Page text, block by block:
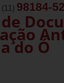
(11) 98184-
do Ó